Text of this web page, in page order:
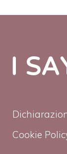
Cookie